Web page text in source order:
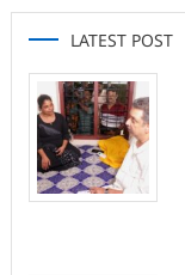
LATEST POST